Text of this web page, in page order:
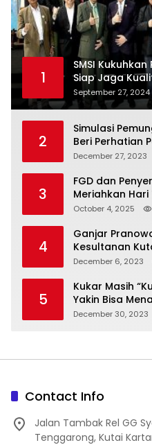
1
SMSI
Siap Jaga
Indonesia
September 27, 2024
2
Simulasi
Beri Perhatian
December 27, 2023
3
FGD dan
Meriahkan
October 4, 2025
4
Ganjar
Kesultanan
December 6, 2023
5
Kukar Masih
Yakin Bisa
December 30, 2023
Contact Info
Jalan Tambak Rel GG
Tenggarong, Kutai